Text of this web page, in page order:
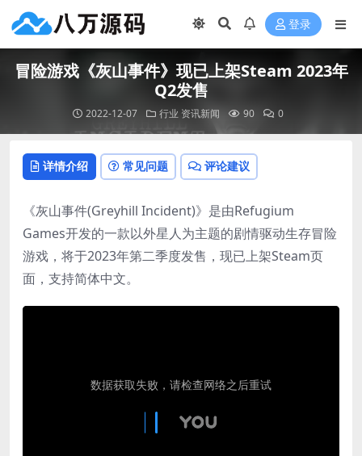
登录
冒险游戏《灰山事件》现已上架Steam 2023年
Q2发售
2022-12-07 行业 资讯新闻 90 0
详情介绍 常见问题 评论建议
《灰山事件(Greyhill Incident)》是由Refugium
Games开发的一款以外星人为主题的剧情驱动生存冒险
游戏，将于2023年第二季度发售，现已上架Steam页
面，支持简体中文。